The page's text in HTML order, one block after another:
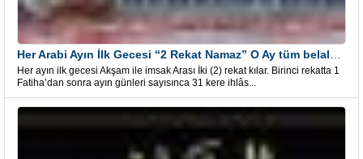
Her ayın ilk gecesi Akşam ile imsak Arası İki (2) rekat kılar. Birinci rekatta 1
Fatiha’dan sonra ayın günleri sayısınca 31 kere ihlâs...